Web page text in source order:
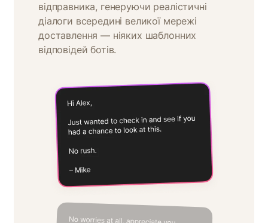
відправника, генеруючи реалістичні
діалоги всередині великої мережі
доставлення — ніяких шаблонних
відповідей ботів.